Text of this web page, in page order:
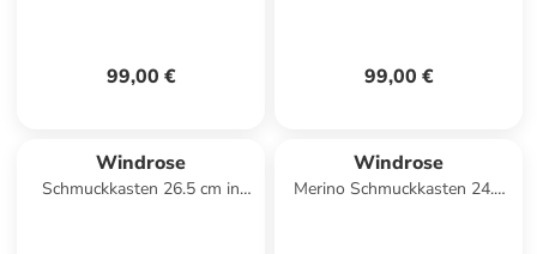
99,00 € 99,00 €
Windrose
Schmuckkasten 26.5 cm in
Windrose
Merino Schmuckkasten 24.5